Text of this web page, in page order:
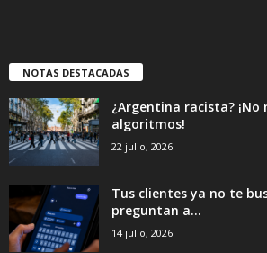
NOTAS DESTACADAS
¿Argentina racista? ¡No
algoritmos!
22 julio, 2026
Tus clientes ya no te
preguntan a...
14 julio, 2026